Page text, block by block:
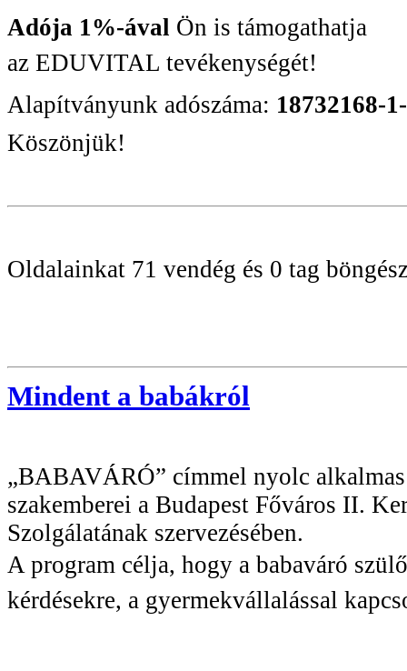
Adója 1%-ával Ön is támogathatja
az EDUVITAL tevékenységét!
Alapítványunk adószáma: 18732168-
Köszönjük!
Oldalainkat 71 vendég és 0 tag
Mindent a babákról
„BABAVÁRÓ” címmel nyolc
szakemberei a Budapest Főváros II.
Szolgálatának szervezésében.
A program célja, hogy a babaváró
kérdésekre, a gyermekvállalással